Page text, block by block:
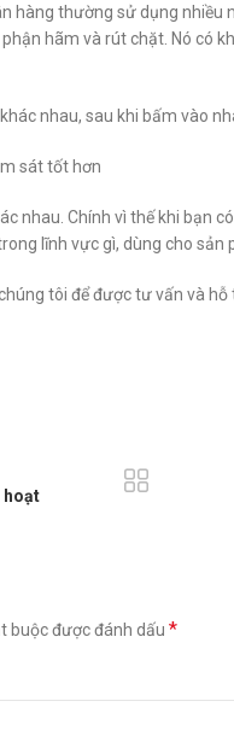
hàng thường sử dụng
hãm và rút chặt. Nó có
nhau, sau khi bấm vào
sát tốt hơn
nhau. Chính vì thế khi bạn
lĩnh vực gì, dùng cho sản
tôi để được tư vấn và hỗ
hoạt
buộc được đánh dấu *